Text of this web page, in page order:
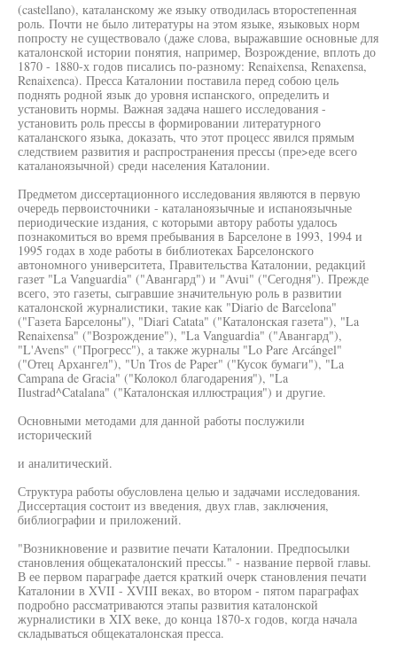
(castellano), каталанскому же языку отводилась второстепенная
роль. Почти не было литературы на этом языке, языковых норм
попросту не существовало (даже слова, выражавшие основные для
каталонской истории понятия, например, Возрождение, вплоть до
1870 - 1880-х годов писались по-разному: Renaixensa, Renaxensa,
Renaixenca). Пресса Каталонии поставила перед собою цель
поднять родной язык до уровня испанского, определить и
установить нормы. Важная задача нашего исследования -
установить роль прессы в формировании литературного
каталанского языка, доказать, что этот процесс явился прямым
следствием развития и распространения прессы (пре>еде всего
каталаноязычной) среди населения Каталонии.
Предметом диссертационного исследования являются в первую
очередь первоисточники - каталаноязычные и испаноязычные
периодические издания, с которыми автору работы удалось
познакомиться во время пребывания в Барселоне в 1993, 1994 и
1995 годах в ходе работы в библиотеках Барселонского
автономного университета, Правительства Каталонии, редакций
газет "La Vanguardia" ("Авангард") и "Avui" ("Сегодня"). Прежде
всего, это газеты, сыгравшие значительную роль в развитии
каталонской журналистики, такие как "Diario de Barcelona"
("Газета Барселоны"), "Diari Catata" ("Каталонская газета"), "La
Renaixensa" ("Возрождение"), "La Vanguardia" ("Авангард"),
"L'Avens" ("Прогресс"), a также журналы "Lo Pare Arcángel"
("Отец Архангел"), "Un Tros de Paper" ("Кусок бумаги"), "La
Campana de Gracia" ("Колокол благодарения"), "La
Ilustrad^Catalana" ("Каталонская иллюстрация") и другие.
Основными методами для данной работы послужили
исторический
и аналитический.
Структура работы обусловлена целью и задачами исследования.
Диссертация состоит из введения, двух глав, заключения,
библиографии и приложений.
"Возникновение и развитие печати Каталонии. Предпосылки
становления общекаталонский прессы." - название первой главы.
В ее первом параграфе дается краткий очерк становления печати
Каталонии в XVII - XVIII веках, во втором - пятом параграфах
подробно рассматриваются этапы развития каталонской
журналистики в XIX веке, до конца 1870-х годов, когда начала
складываться общекаталонская пресса.